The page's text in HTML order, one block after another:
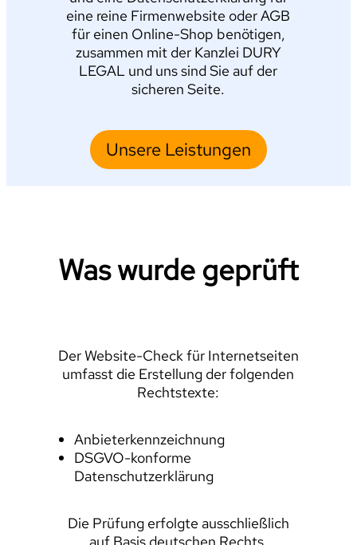
eine reine Firmenwebsite oder AGB
für einen Online-Shop benötigen,
zusammen mit der Kanzlei DURY
LEGAL und uns sind Sie auf der
sicheren Seite.
Unsere Leistungen
Was wurde geprüft
Der Website-Check für Internetseiten
umfasst die Erstellung der folgenden
Rechtstexte:
Anbieterkennzeichnung
DSGVO-konforme
Datenschutzerklärung
Die Prüfung erfolgte ausschließlich